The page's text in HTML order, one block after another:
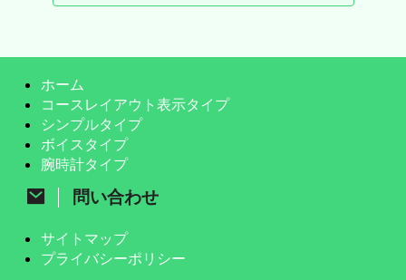
ホーム
コースレイアウト表示タイプ
シンプルタイプ
ボイスタイプ
腕時計タイプ
問い合わせ
サイトマップ
プライバシーポリシー